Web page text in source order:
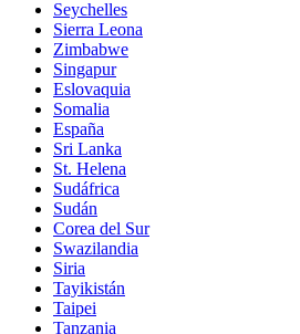
Seychelles
Sierra Leona
Zimbabwe
Singapur
Eslovaquia
Somalia
España
Sri Lanka
St. Helena
Sudáfrica
Sudán
Corea del Sur
Swazilandia
Siria
Tayikistán
Taipei
Tanzania